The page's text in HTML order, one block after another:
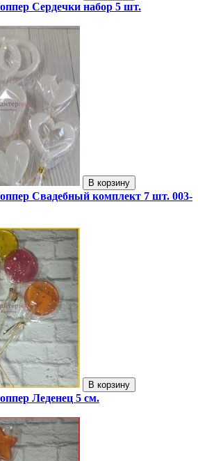
Сердечки набор 5 шт.
В корзину
Свадебный комплект 7 шт. 003-
В корзину
Леденец 5 см.